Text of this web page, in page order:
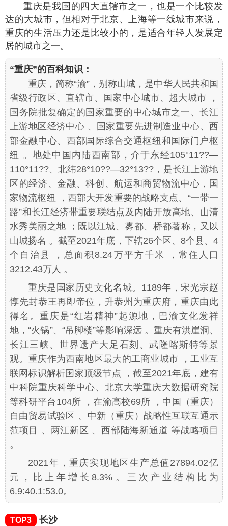
重庆是我国的四大直辖市之一，也是一个比较发
达的大城市，但相对于北京、上海等一线城市来说，
重庆的生活压力还是比较小的，是适合年轻人发展定
居的城市之一。
“重庆”的百科知识：
重庆，简称“渝”，别称山城，是中华人民共和国
省级行政区、直辖市、国家中心城市、超大城市 ，
国务院批复确定的国家重要的中心城市之一、长江
上游地区经济中心 、国家重要先进制造业中心、西
部金融中心、西部国际综合交通枢纽和国际门户枢
纽 。地处中国内陆西南部，介于东经105°11??—
110°11??、北纬28°10??—32°13??，是长江上游地
区的经济、金融、科创、航运和商贸物流中心，国
家物流枢纽 ，西部大开发重要的战略支点、“一带一
路”和长江经济带重要联结点及内陆开放高地、山清
水秀美丽之地 ；既以江城、雾都、桥都著称，又以
山城扬名 。截至2021年底，下辖26个区、8个县、4
个自治县 ，总面积8.24万平方千米 ，常住人口
3212.43万人 。
重庆是国家历史文化名城。1189年，宋光宗赵
惇先封恭王再即帝位，升恭州为重庆府，重庆由此
得名。重庆是“红岩精神”起源地，巴渝文化发祥
地，“火锅”、“吊脚楼”等影响深远 。重庆有洪崖洞、
长江三峡、世界遗产大足石刻、武隆喀斯特等景
观。重庆作为西南地区最大的工商业城市 ，工业互
联网标识解析国家顶级节点 ，截至2021年底，建有
中科院重庆科学中心、北京大学重庆大数据研究院
等科研平台104所 ，在渝高校69所 ，中国（重庆）
自由贸易试验区 、中新（重庆）战略性互联互通示
范项目 、两江新区 、西部陆海新通道 等战略项目
。
2021年，重庆实现地区生产总值27894.02亿
元，比上年增长8.3%。三次产业结构比为
6.9:40.1:53.0。
TOP3 长沙